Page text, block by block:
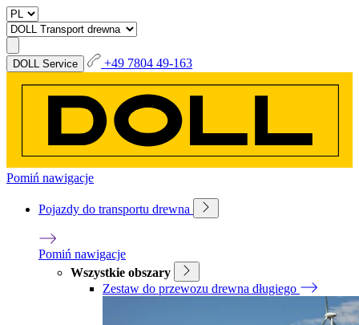
DOLL Service +49 7804 49-163
Pomiń nawigacje
Pojazdy do transportu drewna
Pomiń nawigacje
Wszystkie obszary
Zestaw do przewozu drewna długiego